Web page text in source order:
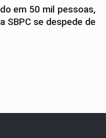
em 50 mil pessoas,
SBPC se despede de